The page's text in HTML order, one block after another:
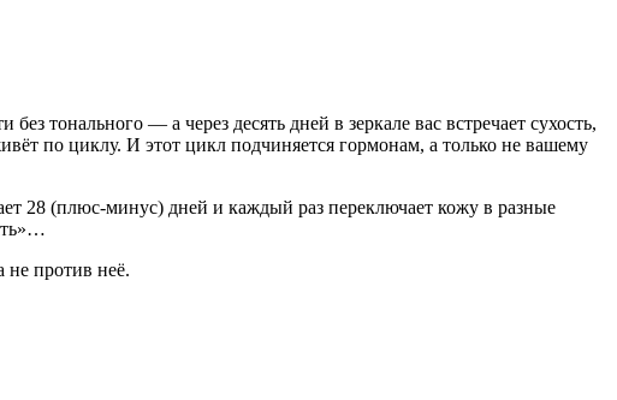
тонального — а через десять дней в зеркале вас встречает сухость,
по циклу. И этот цикл подчиняется гормонам, а только не вашему
28 (плюс-минус) дней и каждый раз переключает кожу в разные
не против неё.